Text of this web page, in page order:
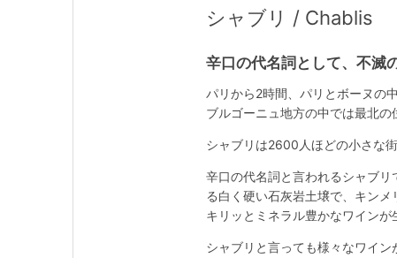
シャブリ / Chablis
辛口の代名詞として、不滅
パリから2時間、パリとボーヌの
ブルゴーニュ地方の中では最北の
シャブリは2600人ほどの小さな
辛口の代名詞と言われるシャブ
る白く硬い石灰岩土壌で、キンメ
キリッとミネラル豊かなワインが
シャブリと言っても様々なワイン